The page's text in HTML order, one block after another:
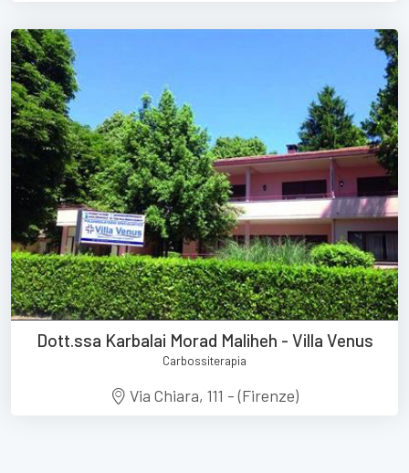
Dott.ssa Karbalai Morad Maliheh - Villa Venus
Carbossiterapia
Via Chiara, 111 - (Firenze)